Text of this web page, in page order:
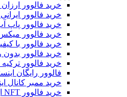
خرید فالوور ارزان
خرید فالوور
خرید فالوور پاپ
خرید فالوور میکس
خرید فالوور با
خرید فالوور
خرید فالوور
فالوور رایگان
خرید ممبر کانال
خرید فالوور NFT اینستاگرام